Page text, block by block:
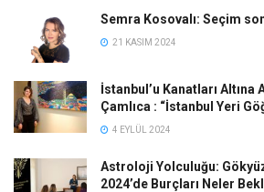
Semra Kosovalı: Seçim
21 KASIM 2024
İstanbul’u Kanatları Altına
Çamlıca : “İstanbul Yeri
4 EYLÜL 2024
Astroloji Yolculuğu:
2024’de Burçları Neler